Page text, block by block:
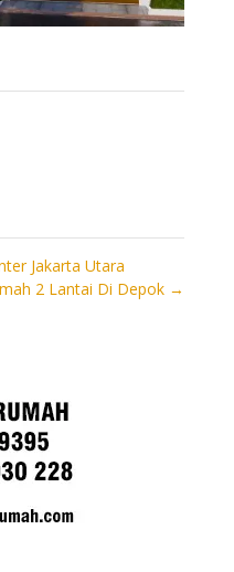
Jakarta Utara
2 Lantai Di Depok →